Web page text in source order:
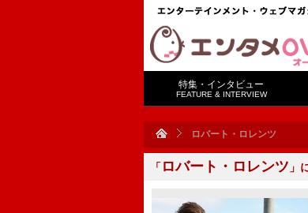
特集・インタビュー
FEATURE & INTERVIEW
ロバート・ロレンツ
「 ロバート・ロレンツ 」